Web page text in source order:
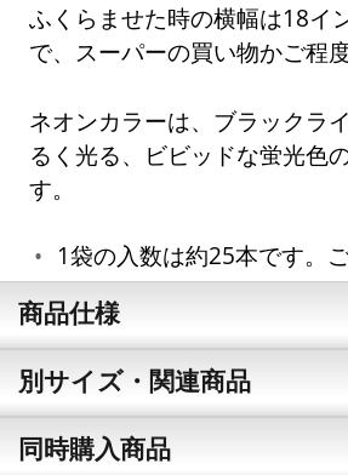
ふくらませた時の横幅は18イ
で、スーパーの買い物かご程
ネオンカラーは、ブラックラ
るく光る、ビビッドな蛍光色
す。
1袋の入数は約25本です。
商品仕様
別サイズ・関連商品
同時購入商品